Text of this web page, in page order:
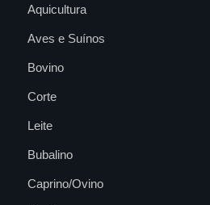
Aquicultura
Aves e Suínos
Bovino
Corte
Leite
Bubalino
Caprino/Ovino